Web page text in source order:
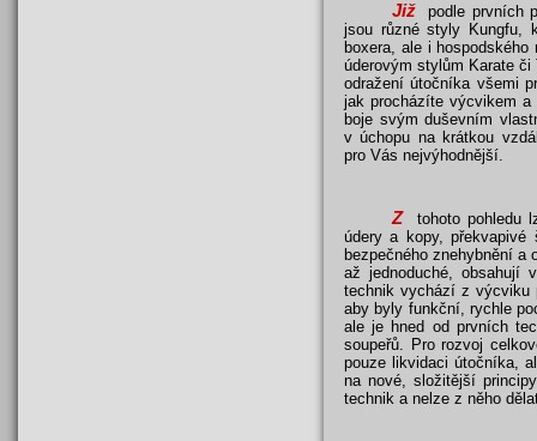
Již podle prvních
jsou různé styly Kungfu,
boxera, ale i
úderovým stylům Karate či
odražení útočníka všemi
jak procházíte výcvikem
boje svým duševním
v úchopu na krátkou
pro Vás nejvýhodnější.
Ztohoto pohledu
údery a kopy,
bezpečného znehybnění
až jednoduché, obsahují
technik vychází z výcviku
aby byly funkční, rychle
ale je hned od prvních
soupeřů. Pro rozvoj
pouze likvidaci útočníka,
na nové, složitější
technik a nelze z něho